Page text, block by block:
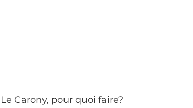
Le Carony, pour quoi faire?